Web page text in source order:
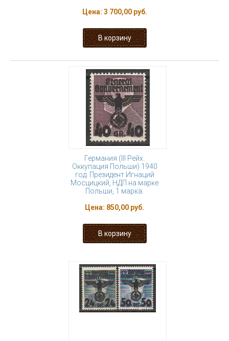
Цена: 3 700,00 руб.
Германия (III Рейх.
Оккупация Польши) 1940
год. Президент Игнаций
Мосцицкий, НДП на марке
Польши, 1 марка.
Цена: 850,00 руб.